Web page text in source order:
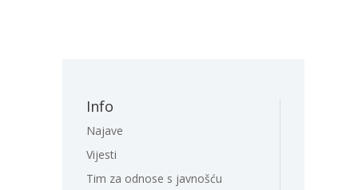
Info
Najave
Vijesti
Tim za odnose s javnošću